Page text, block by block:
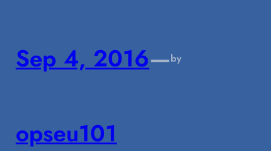
Sep 4, 2016—by
opseu101